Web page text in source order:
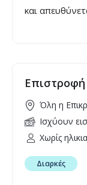
και
ή μεσαίου
ευρώ το μήνα,
νοικοκυριού.
Επιστροφή
Όλη η
Ισχύουν
Χωρίς
Διαρκές